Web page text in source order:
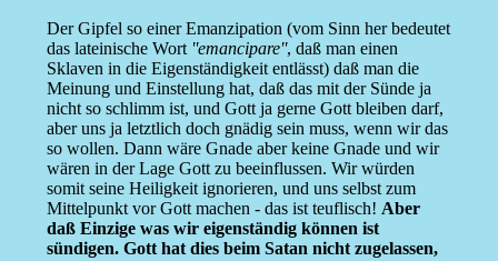
Der Gipfel so einer Emanzipation (vom Sinn her bedeutet
das lateinische Wort ''emancipare'', daß man einen
Sklaven in die Eigenständigkeit entlässt) daß man die
Meinung und Einstellung hat, daß das mit der Sünde ja
nicht so schlimm ist, und Gott ja gerne Gott bleiben darf,
aber uns ja letztlich doch gnädig sein muss, wenn wir das
so wollen. Dann wäre Gnade aber keine Gnade und wir
wären in der Lage Gott zu beeinflussen. Wir würden
somit seine Heiligkeit ignorieren, und uns selbst zum
Mittelpunkt vor Gott machen - das ist teuflisch! Aber
daß Einzige was wir eigenständig können ist
sündigen. Gott hat dies beim Satan nicht zugelassen,